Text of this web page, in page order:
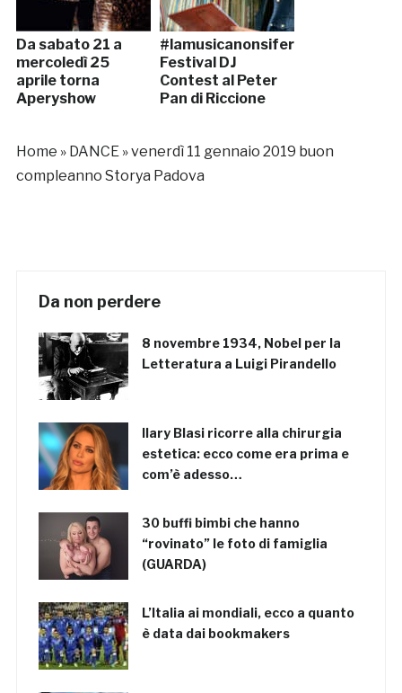
Da sabato 21 a
mercoledì 25
aprile torna
Aperyshow
#lamusicanonsiferma,
Festival DJ
Contest al Peter
Pan di Riccione
Home » DANCE»venerdì 11 gennaio 2019 buon
compleanno Storya Padova
Da non perdere
8 novembre 1934, Nobel per la
Letteratura a Luigi Pirandello
Ilary Blasi ricorre alla chirurgia
estetica: ecco come era prima e
com’è adesso…
30 buffi bimbi che hanno
“rovinato” le foto di famiglia
(GUARDA)
L’Italia ai mondiali, ecco a quanto
è data dai bookmakers